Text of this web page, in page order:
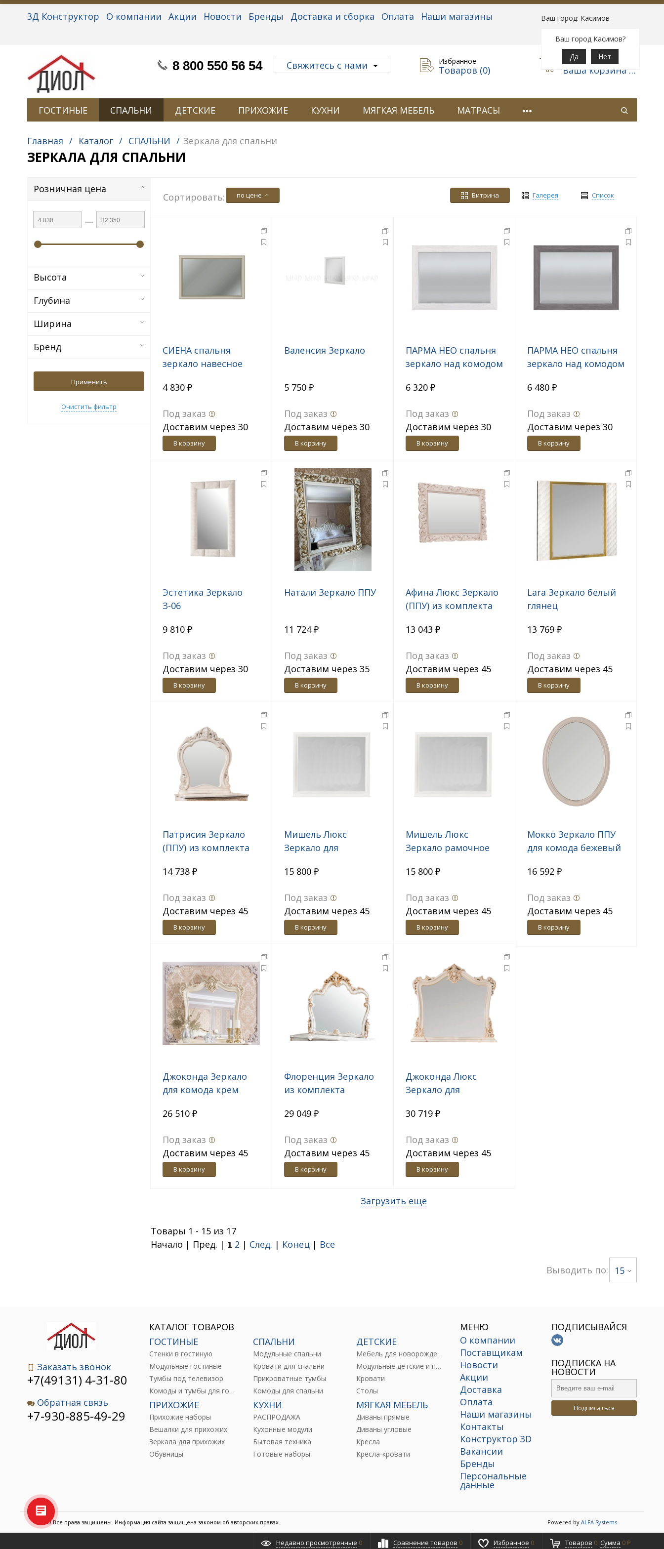
Ваш город: Касимов
Ваш город Касимов?
Да
Нет
Вход |Регистрация
3Д Конструктор О компании Акции Новости Бренды Доставка и сборка Оплата
Наши магазины
8 800 550 56 54 Свяжитесь с нами Избранное
Товаров (0)
Корзина
Ваша корзина пуста
ГОСТИНЫЕ СПАЛЬНИ ДЕТСКИЕ ПРИХОЖИЕ КУХНИ МЯГКАЯ МЕБЕЛЬ МАТРАСЫ
Главная / Каталог / СПАЛЬНИ / Зеркала для спальни
ЗЕРКАЛА ДЛЯ СПАЛЬНИ
Розничная цена
—
Высота
Глубина
Ширина
Бренд
Применить
Очистить фильтр
Список
Галерея
Витрина
Сортировать: по цене
СИЕНА спальня
зеркало навесное
4 830 ₽
Под заказ
Доставим через 30
дн.В корзину
Валенсия Зеркало
5 750 ₽
Под заказ
Доставим через 30
дн.В корзину
ПАРМА НЕО спальня
зеркало над комодом
6 320 ₽
Под заказ
Доставим через 30
дн.В корзину
ПАРМА НЕО спальня
зеркало над комодом
экокожа дила
6 480 ₽
Под заказ
Доставим через 30
дн.В корзину
Эстетика Зеркало
З-06
9 810 ₽
Под заказ
Доставим через 30
дн.В корзину
Натали Зеркало ППУ
11 724 ₽
Под заказ
Доставим через 35
дн.В корзину
Афина Люкс Зеркало
(ППУ) из комплекта
корень
13 043 ₽
Под заказ
Доставим через 45
дн.В корзину
Lara Зеркало белый
глянец
13 769 ₽
Под заказ
Доставим через 45
дн.В корзину
Патрисия Зеркало
(ППУ) из комплекта
14 738 ₽
Под заказ
Доставим через 45
дн.В корзину
Мишель Люкс
Зеркало для
1000 из комплекта
матовый
15 800 ₽
Под заказ
Доставим через 45
дн.В корзину
Мишель Люкс
Зеркало рамочное
спальни белый
15 800 ₽
Под заказ
Доставим через 45
дн.В корзину
Мокко Зеркало ППУ
для комода бежевый
16 592 ₽
Под заказ
Доставим через 45
дн.В корзину
Джоконда Зеркало
для комода крем
26 510 ₽
Под заказ
Доставим через 45
дн.В корзину
Флоренция Зеркало
из комплекта
перламутр глянец
29 049 ₽
Под заказ
Доставим через 45
дн.В корзину
Джоконда Люкс
Зеркало для
комплекта спальни
30 719 ₽
Под заказ
Доставим через 45
дн.В корзину
Загрузить еще
Товары 1 - 15 из 17
Начало | Пред. | 1 2 | След. | Конец | Все
Выводить по: 15
Заказать звонок
+7(49131) 4-31-80
Обратная связь
+7-930-885-49-29
КАТАЛОГ ТОВАРОВ
ГОСТИНЫЕ
Стенки в гостиную
Модульные гостиные
Тумбы под телевизор
Комоды и тумбы для гостиных
СПАЛЬНИ
Модульные спальни
Кровати для спальни
Прикроватные тумбы
Комоды для спальни
ДЕТСКИЕ
Мебель для новорожденных
Модульные детские и подростковые
Кровати
Столы
ПРИХОЖИЕ
Прихожие наборы
Вешалки для прихожих
Зеркала для прихожих
Обувницы
КУХНИ
РАСПРОДАЖА
Кухонные модули
Бытовая техника
Готовые наборы
МЯГКАЯ МЕБЕЛЬ
Диваны прямые
Диваны угловые
Кресла
Кресла-кровати
МЕНЮ
О компании
Поставщикам
Новости
Акции
Доставка
Оплата
Наши магазины
Контакты
Конструктор 3D
Вакансии
Бренды
Персональные
данные
ПОДПИСЫВАЙСЯ
ПОДПИСКА НА
НОВОСТИ
Подписаться
© Все права защищены. Информация сайта защищена законом об авторских правах. Powered by ALFA Systems
Недавно просмотренные 0 Сравнение товаров 0 Избранное 0 Товаров 0 Сумма 0 ₽